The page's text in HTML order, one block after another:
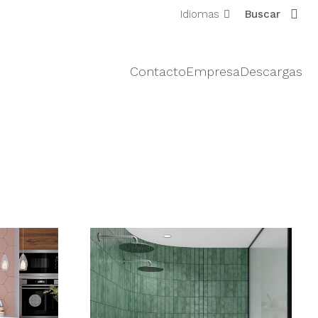
Idiomas Buscar
ContactoEmpresaDescargas